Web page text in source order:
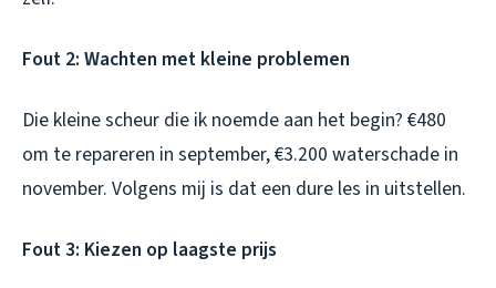
Fout 2: Wachten met kleine problemen
Die kleine scheur die ik noemde aan het begin? €480
om te repareren in september, €3.200 waterschade in
november. Volgens mij is dat een dure les in uitstellen.
Fout 3: Kiezen op laagste prijs